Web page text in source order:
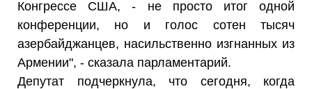
Конгрессе США, - не просто итог одной
конференции, но и голос сотен тысяч
азербайджанцев, насильственно изгнанных из
Армении", - сказала парламентарий.
Депутат подчеркнула, что сегодня, когда